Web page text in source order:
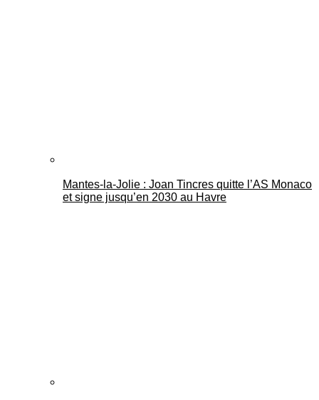
Mantes-la-Jolie : Joan Tincres quitte l’AS Monaco
et signe jusqu’en 2030 au Havre